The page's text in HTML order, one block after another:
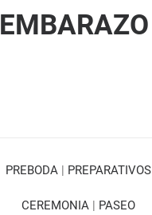
EMBARAZO
PREBODA| PREPARATIVOS
CEREMONIA| PASEO